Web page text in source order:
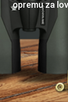
opremu za